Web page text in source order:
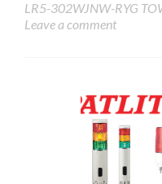
LR5-302WJNW-RYG
Leave a comment